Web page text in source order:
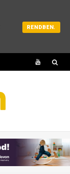
Y
u
b
e
RENDBEN.